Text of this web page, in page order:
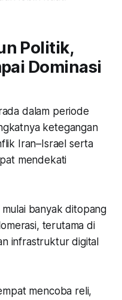
Politik,
Dominasi
dalam periode
ketegangan
Iran–Israel serta
mendekati
banyak ditopang
terutama di
infrastruktur digital
mencoba reli,